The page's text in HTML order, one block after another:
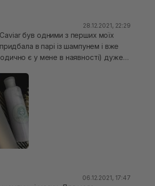
28.12.2021, 22:29
був одними з перших моїх
придбала в парі із шампунем і вже
є у мене в наявності) дуже
запах, консистенція як
досить рідка (мусова), гарно
обтяжує. Подобається для
але чергую з більш
Моє тонке та не
після використання цієї лінійки
та наповнене, довго
06.12.2021, 17:47